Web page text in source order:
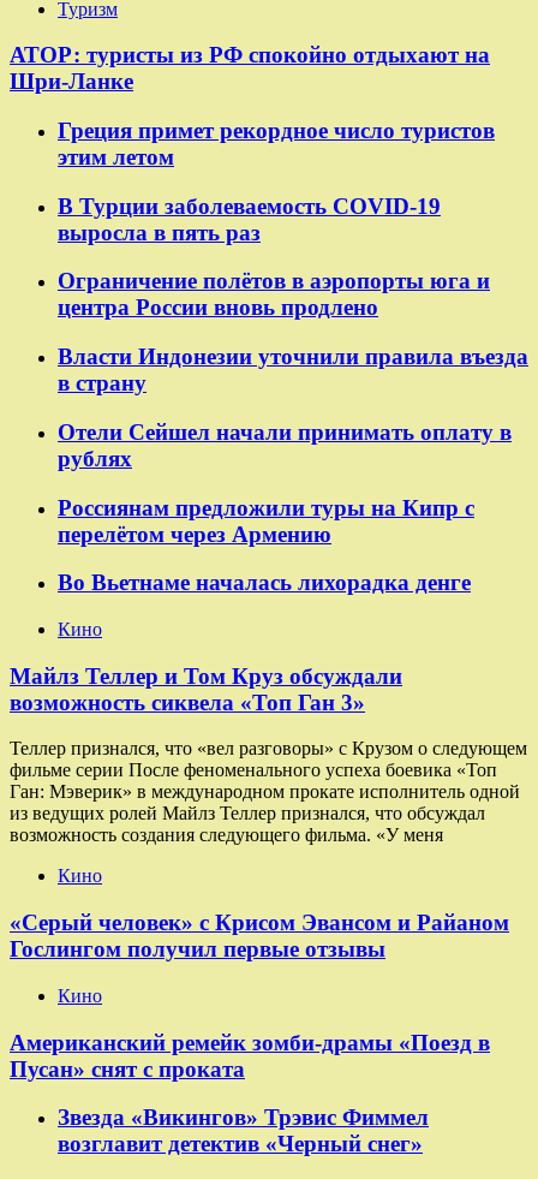
Туризм
АТОР: туристы из РФ спокойно отдыхают на
Шри-Ланке
Греция примет рекордное число туристов
этим летом
В Турции заболеваемость COVID-19
выросла в пять раз
Ограничение полётов в аэропорты юга и
центра России вновь продлено
Власти Индонезии уточнили правила въезда
в страну
Отели Сейшел начали принимать оплату в
рублях
Россиянам предложили туры на Кипр с
перелётом через Армению
Во Вьетнаме началась лихорадка денге
Кино
Майлз Теллер и Том Круз обсуждали
возможность сиквела «Топ Ган 3»
Теллер признался, что «вел разговоры» с Крузом о следующем
фильме серии После феноменального успеха боевика «Топ
Ган: Мэверик» в международном прокате исполнитель одной
из ведущих ролей Майлз Теллер признался, что обсуждал
возможность создания следующего фильма. «У меня
Кино
«Серый человек» с Крисом Эвансом и Райаном
Гослингом получил первые отзывы
Кино
Американский ремейк зомби-драмы «Поезд в
Пусан» снят с проката
Звезда «Викингов» Трэвис Фиммел
возглавит детектив «Черный снег»